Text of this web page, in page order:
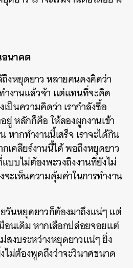
อนาคต
ถึงหยุดยาว หลายคนคงคิดว่า
ำงานแล้วจ้า แต่แทนที่จะคิด
ป็นความคิดว่า เรากำลังซื้อ
ยู่ หลักก็คือ ให้ลองผูกงานเข้า
หากทำงานนี้เสร็จ เราจะได้กิน
เคลียร์งานนี้ได้ พอถึงหยุดยาว
บบไม่ต้องพะวงถึงงานที่ยังไม่
ะเห็นความคุ้มค่าในการทำงาน
วันหยุดยาวก็ต้องมาถึงแน่ๆ แต่
อนเดิม หากเลือกปล่อยจอยแต่
สงบระหว่างหยุดยาวแน่ๆ ยิ่ง
ไม่ต้องพูดถึงว่าจะวินาศขนาด